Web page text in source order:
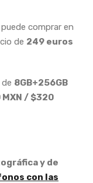
comprar en
de 249 euros
8GB+256GB
/ $320
y de
con las